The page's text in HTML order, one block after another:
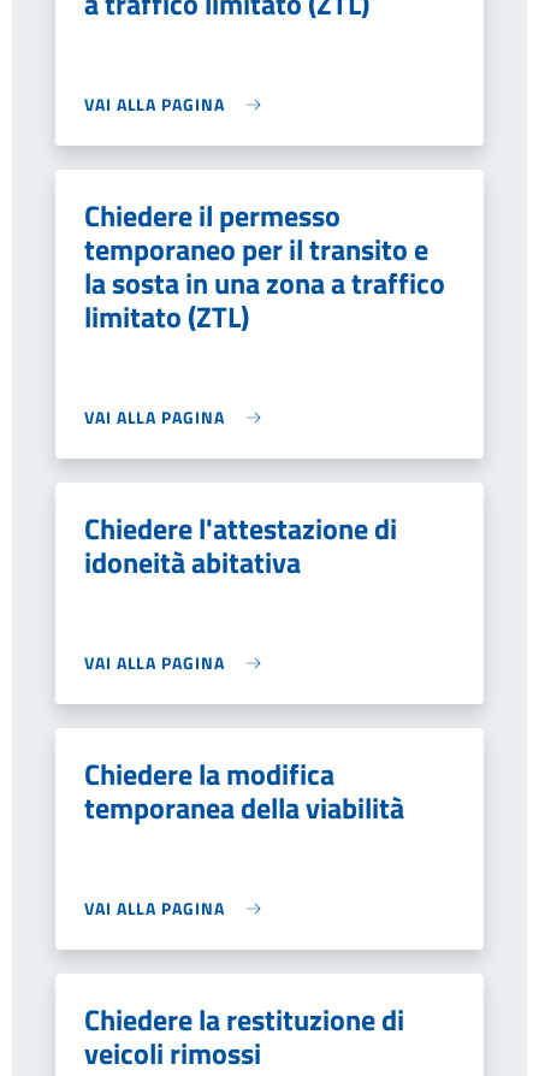
VAI ALLA PAGINA
Chiedere il permesso
temporaneo per il transito e
la sosta in una zona a traffico
limitato (ZTL)
VAI ALLA PAGINA
Chiedere l'attestazione di
idoneità abitativa
VAI ALLA PAGINA
Chiedere la modifica
temporanea della viabilità
VAI ALLA PAGINA
Chiedere la restituzione di
veicoli rimossi